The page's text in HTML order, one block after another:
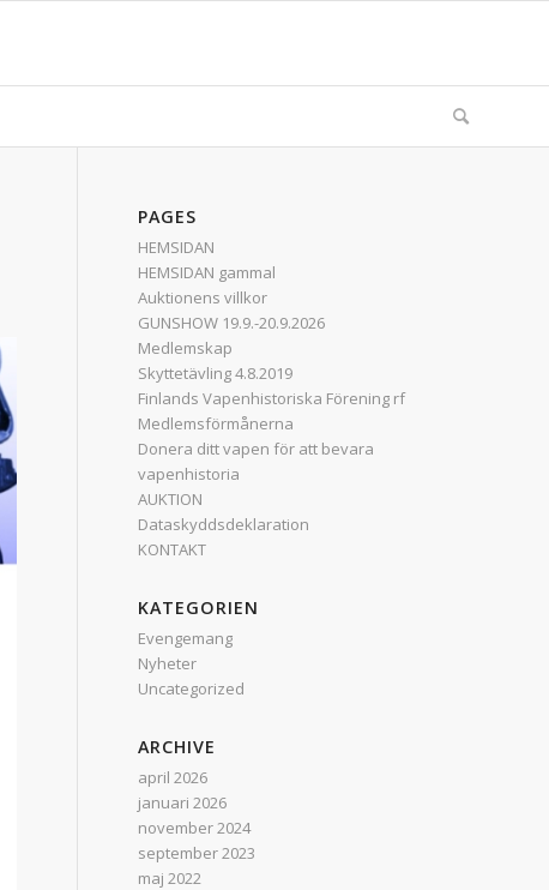
PAGES
HEMSIDAN
HEMSIDAN gammal
Auktionens villkor
GUNSHOW 19.9.-20.9.2026
Medlemskap
Skyttetävling 4.8.2019
Finlands Vapenhistoriska Förening rf
Medlemsförmånerna
Donera ditt vapen för att bevara
vapenhistoria
AUKTION
Dataskyddsdeklaration
KONTAKT
KATEGORIEN
Evengemang
Nyheter
Uncategorized
ARCHIVE
april 2026
januari 2026
november 2024
september 2023
maj 2022